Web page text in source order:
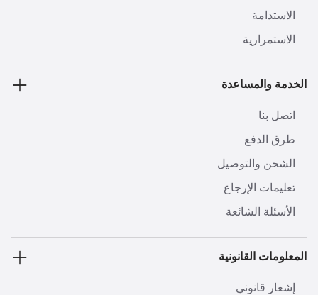
الاستدامة
الاستمرارية
الخدمة والمساعدة
اتصل بنا
طرق الدفع
الشحن والتوصيل
تعليمات الإرجاع
الأسئلة الشائعة
المعلومات القانونية
إشعار قانوني